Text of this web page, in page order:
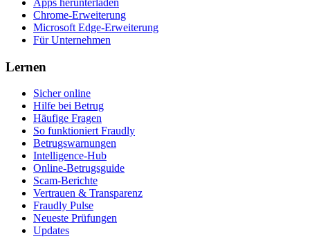
Chrome-Erweiterung
Microsoft Edge-Erweiterung
Für Unternehmen
Lernen
Sicher online
Hilfe bei Betrug
Häufige Fragen
So funktioniert Fraudly
Betrugswarnungen
Intelligence-Hub
Online-Betrugsguide
Scam-Berichte
Vertrauen & Transparenz
Fraudly Pulse
Neueste Prüfungen
Updates